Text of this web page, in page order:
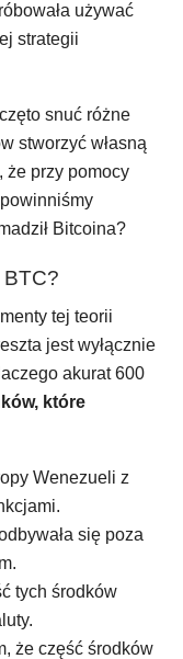
używać
strategii
snuć różne
stworzyć własną
że przy pomocy
Bitcoina?
BTC?
tej teorii
jest wyłącznie
akurat 600
które
Wenezueli z
się poza
tych środków
że część środków